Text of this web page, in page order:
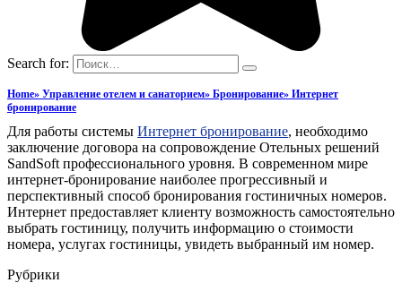
Search for:
Home» Управление отелем и санаторием» Бронирование» Интернет
бронирование
Для работы системы Интернет бронирование, необходимо
заключение договора на сопровождение Отельных решений
SandSoft профессионального уровня. В современном мире
интернет-бронирование наиболее прогрессивный и
перспективный способ бронирования гостиничных номеров.
Интернет предоставляет клиенту возможность самостоятельно
выбрать гостиницу, получить информацию о стоимости
номера, услугах гостиницы, увидеть выбранный им номер.
Рубрики